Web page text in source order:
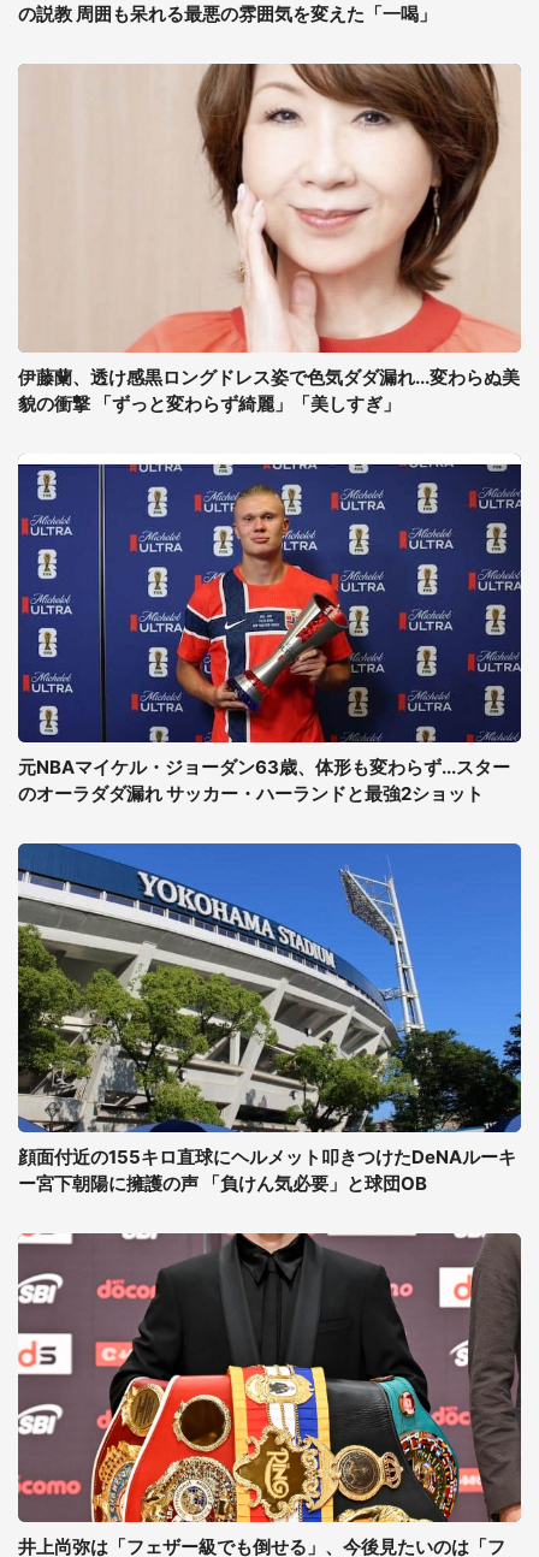
の説教 周囲も呆れる最悪の雰囲気を変えた「一喝」
伊藤蘭、透け感黒ロングドレス姿で色気ダダ漏れ...変わらぬ美
貌の衝撃 「ずっと変わらず綺麗」「美しすぎ」
元NBAマイケル・ジョーダン63歳、体形も変わらず...スター
のオーラダダ漏れ サッカー・ハーランドと最強2ショット
顔面付近の155キロ直球にヘルメット叩きつけたDeNAルーキ
ー宮下朝陽に擁護の声 「負けん気必要」と球団OB
井上尚弥は「フェザー級でも倒せる」、今後見たいのは「フ